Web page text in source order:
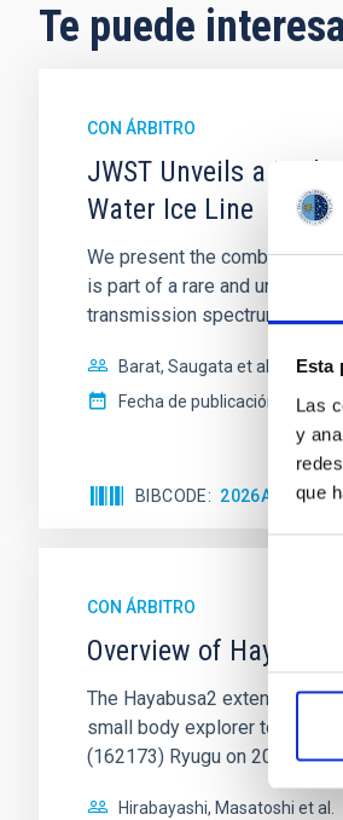
Esta
Las
y
que
Te puede
CON ÁRBITRO
JWST Unveils a
Water Ice Line
We present the combined
is part of a rare and unique
transmission spectrum of
Barat, Saugata et al.
Fecha de publicación:
5
BIBCODE
CON ÁRBITRO
Overview of
The Hayabusa2 extended
small body explorer to
(162173) Ryugu on 2020
Hirabayashi, Masatoshi et al.